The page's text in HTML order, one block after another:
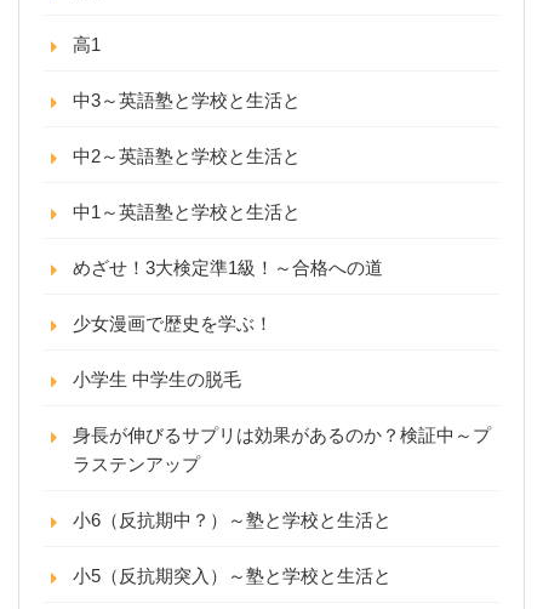
高1
中3～英語塾と学校と生活と
中2～英語塾と学校と生活と
中1～英語塾と学校と生活と
めざせ！3大検定準1級！～合格への道
少女漫画で歴史を学ぶ！
小学生 中学生の脱毛
身長が伸びるサプリは効果があるのか？検証中～プ
ラステンアップ
小6（反抗期中？）～塾と学校と生活と
小5（反抗期突入）～塾と学校と生活と